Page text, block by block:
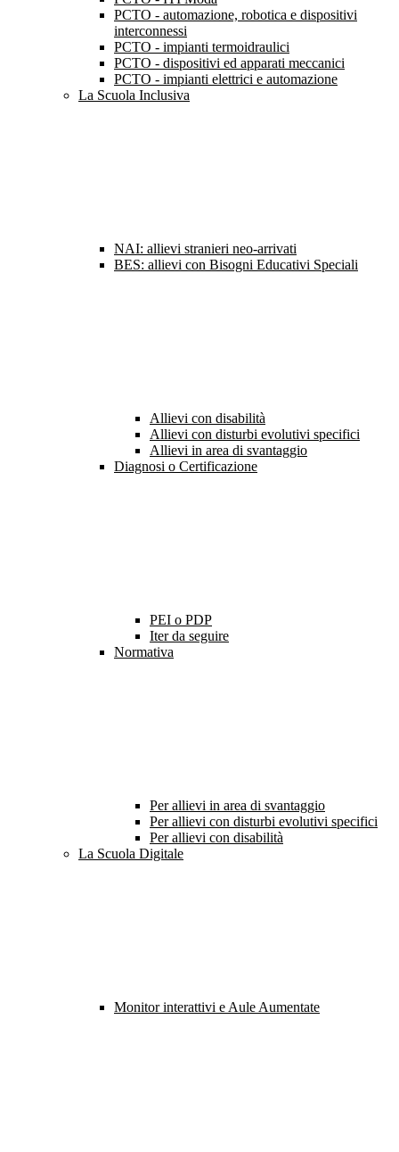
PCTO - automazione, robotica e dispositivi
interconnessi
PCTO - impianti termoidraulici
PCTO - dispositivi ed apparati meccanici
PCTO - impianti elettrici e automazione
La Scuola Inclusiva
NAI: allievi stranieri neo-arrivati
BES: allievi con Bisogni Educativi Speciali
Allievi con disabilità
Allievi con disturbi evolutivi specifici
Allievi in area di svantaggio
Diagnosi o Certificazione
PEI o PDP
Iter da seguire
Normativa
Per allievi in area di svantaggio
Per allievi con disturbi evolutivi specifici
Per allievi con disabilità
La Scuola Digitale
Monitor interattivi e Aule Aumentate